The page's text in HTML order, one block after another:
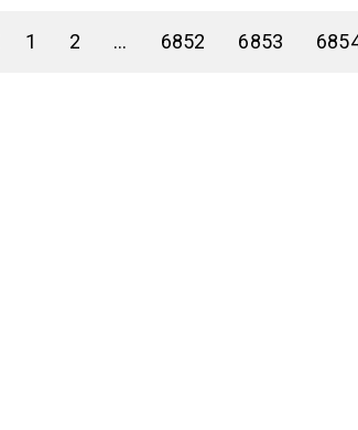
1 2 ... 6852 6853